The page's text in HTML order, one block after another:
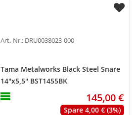
Art.-Nr.: DRU0038023-000
Tama Metalworks Black Steel Snare
14"x5,5" BST1455BK
145,00 €
Spare 4,00 € (3%)